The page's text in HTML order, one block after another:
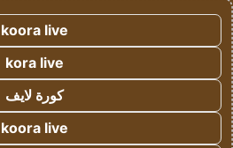
koora live
kora live
كورة لايف
koora live